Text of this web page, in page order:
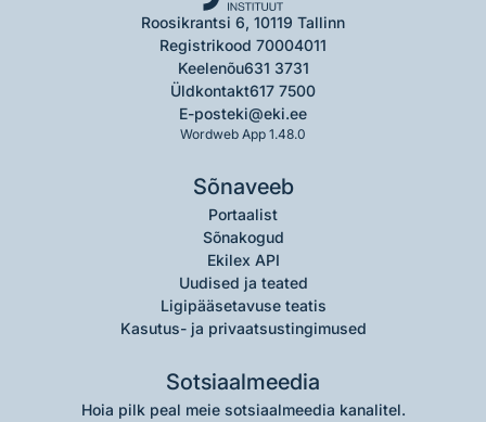
Roosikrantsi 6, 10119 Tallinn
Registrikood 70004011
Keelenõu631 3731
Üldkontakt617 7500
E-posteki@eki.ee
Wordweb App 1.48.0
Sõnaveeb
Portaalist
Sõnakogud
Ekilex API
Uudised ja teated
Ligipääsetavuse teatis
Kasutus- ja privaatsustingimused
Sotsiaalmeedia
Hoia pilk peal meie sotsiaalmeedia kanalitel.